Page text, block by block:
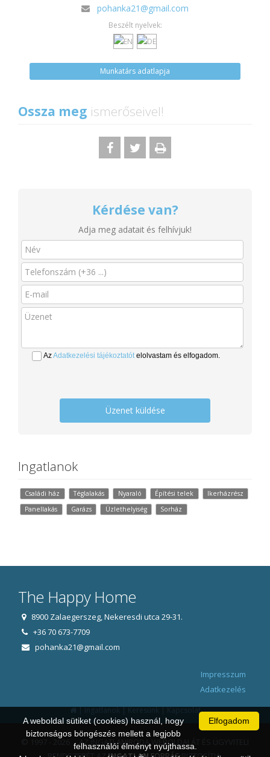
pohanka21@gmail.com
Beszélt nyelvek:
Munkatárs adatlapja
Ossza meg ismerőseivel!
Kérdése van?
Adja meg adatait és felhívjuk!
AzAdatkezelési tájékoztatótelolvastam és elfogadom.
Üzenet küldése
Ingatlanok
Családi ház Téglalakás Nyaraló Építési telek
Ikerházrész
Panellakás
Garázs Üzlethelyiség Sorház
The Happy Home
8900 Zalaegerszeg, Nekeresdi utca 29-31.
+36 70 673-7709
pohanka21@gmail.com
Impresszum
Adatkezelés
|Ingatlanok|Keresünk|Kapcsolat
© 1997 - 2026 AZ INGATLANIRODA WEBOLDALÁT ÉS ÜGYVITELI
Elfogadom
A weboldal sütiket (cookies) használ, hogy
biztonságos böngészés mellett a legjobb
felhasználói élményt nyújthassa.